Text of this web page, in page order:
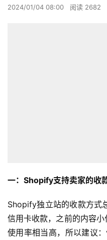
2024/01/04 08:00 阅读 2682
一：Shopify支持卖家的收
Shopify独立站的收款方式
信用卡收款，之前的内容
使用率相当高，所以建议